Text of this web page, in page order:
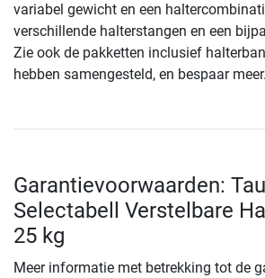
variabel gewicht en een
verschillende halterstangen en een
Zie ook de pakketten inclusief
hebben samengesteld, en bespaar meer.
Garantievoorwaarden:
Selectabell Verstelbare
25 kg
Meer informatie met betrekking tot de